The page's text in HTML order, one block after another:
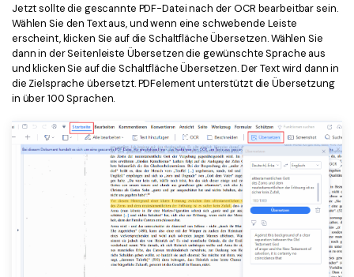
Jetzt sollte die gescannte PDF-Datei nach der OCR bearbeitbar sein.
Wählen Sie den Text aus, und wenn eine schwebende Leiste
erscheint, klicken Sie auf die Schaltfläche Übersetzen. Wählen Sie
dann in der Seitenleiste Übersetzen die gewünschte Sprache aus
und klicken Sie auf die Schaltfläche Übersetzen. Der Text wird dann in
die Zielsprache übersetzt. PDFelement unterstützt die Übersetzung
in über 100 Sprachen.